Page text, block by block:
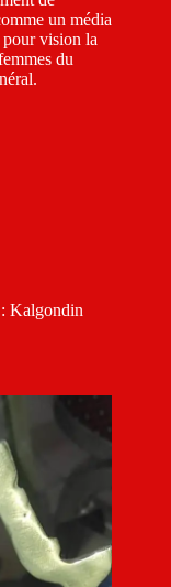
un média
vision la
du
: Kalgondin